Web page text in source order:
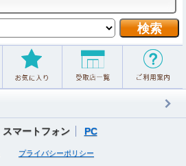
スマートフォン PC
プライバシーポリシー